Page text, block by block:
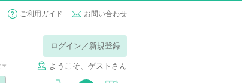
ご利用ガイド お問い合わせ
ログイン／新規登録
ようこそ、ゲストさん